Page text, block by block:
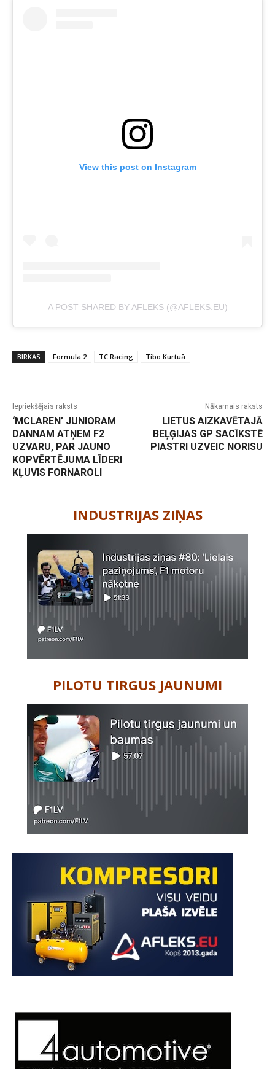
View this post on Instagram
A POST SHARED BY AFLEKS (@AFLEKS.EU)
BIRKAS Formula 2 TC Racing Tibo Kurtuā
Iepriekšējais raksts
‘MCLAREN’ JUNIORAM
DANNAM ATŅEM F2
UZVARU, PAR JAUNO
KOPVĒRTĒJUMA LĪDERI
KĻUVIS FORNAROLI
Nākamais raksts
LIETUS AIZKAVĒTAJĀ
BEĻĢIJAS GP SACĪKSTĒ
PIASTRI UZVEIC NORISU
INDUSTRIJAS ZIŅAS
PILOTU TIRGUS JAUNUMI